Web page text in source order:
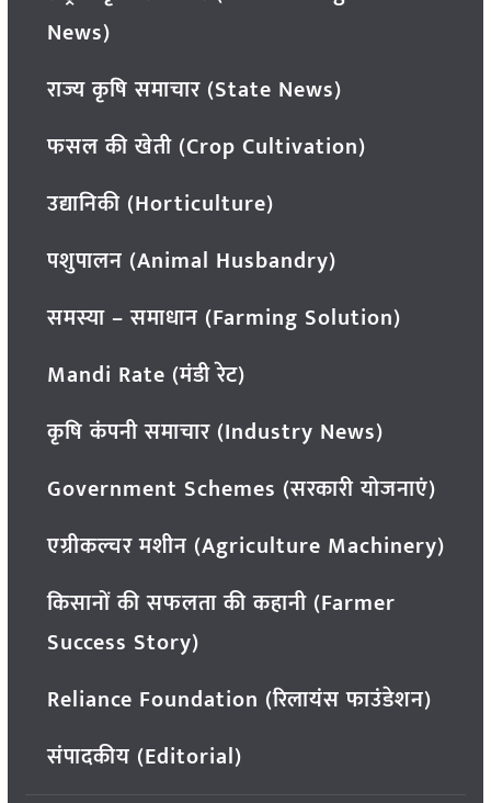
News)
राज्य कृषि समाचार (State News)
फसल की खेती (Crop Cultivation)
उद्यानिकी (Horticulture)
पशुपालन (Animal Husbandry)
समस्या – समाधान (Farming Solution)
Mandi Rate (मंडी रेट)
कृषि कंपनी समाचार (Industry News)
Government Schemes (सरकारी योजनाएं)
एग्रीकल्चर मशीन (Agriculture Machinery)
किसानों की सफलता की कहानी (Farmer
Success Story)
Reliance Foundation (रिलायंस फाउंडेशन)
संपादकीय (Editorial)